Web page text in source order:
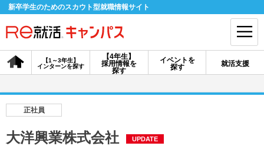
新卒学生のためのスカウト型就職情報サイト
【4年生】
採用情報を
探す
【1～3年生】
インターンを探す
イベントを
探す
就活支援
会員登録 ログイン
正社員
大洋興業株式会社 UPDATE